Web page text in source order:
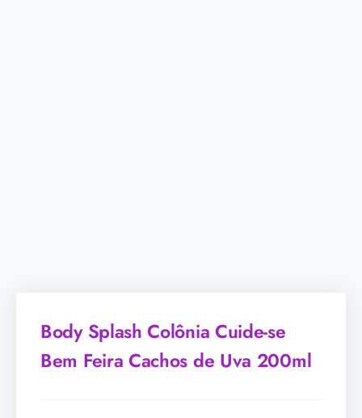
Body Splash Colônia Cuide-se
Bem Feira Cachos de Uva 200ml